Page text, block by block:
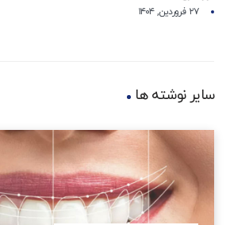
۲۷ فروردین, ۱۴۰۴
سایر نوشته ها